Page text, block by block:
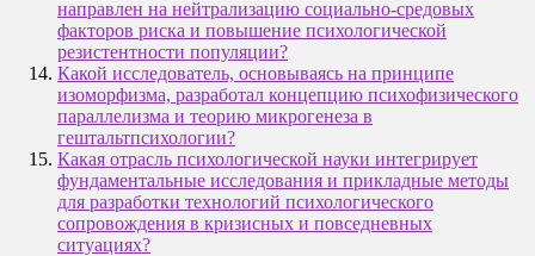
направлен на нейтрализацию социально-средовых
факторов риска и повышение психологической
резистентности популяции?
Какой исследователь, основываясь на принципе
изоморфизма, разработал концепцию психофизического
параллелизма и теорию микрогенеза в
гештальтпсихологии?
Какая отрасль психологической науки интегрирует
фундаментальные исследования и прикладные методы
для разработки технологий психологического
сопровождения в кризисных и повседневных
ситуациях?